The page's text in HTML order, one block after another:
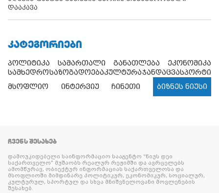
დააკავა
ᲙᲐᲢᲔᲒᲝᲠᲘᲔᲑᲘ
პოლიტიკა სამართალი განათლება
ეკონომიკა
სამხედროსაზოგადოებაკულტურაჯანდაცვასპორტი
მსოფლიო
ინტერვიუ ჩინეთი ბიზნეს ნიუსი
ᲩᲕᲔᲜᲡ ᲨᲔᲡᲐᲮᲔᲑ
დამოუკიდებელი საინფორმაციო სააგენტო “ნიუს დეი
საქართველო” მუშაობს რეალურ რეჟიმში და ავრცელებს
ამომწურავ, ობიექტურ ინფორმაციას საქართველოსა და
მსოფლიოში მიმდინარე პოლიტიკურ, ეკონომიკურ, სოციალურ,
კულტურულ, სპორტულ და სხვა მნიშვნელოვანი მოვლენების
შესახებ.